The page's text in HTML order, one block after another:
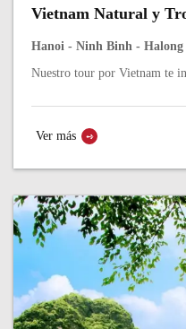
Vietnam Natural y
Hanoi - Ninh Binh - Halong
Nuestro tour por Vietnam te
aventura. Comenzamos...
Ver más